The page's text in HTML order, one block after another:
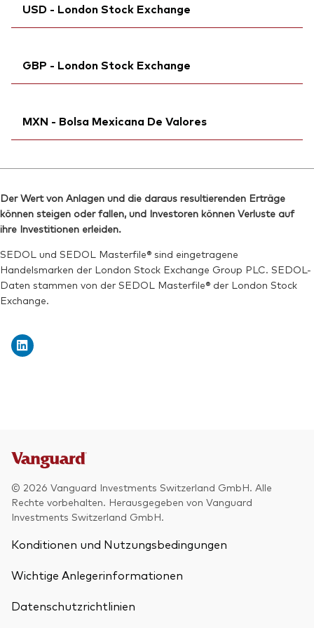
Reuters:V3AA.AS
Bloomberg:V3AA GY
ISIN:
IE00BNG8L278
Reuters:V3AA.DE
USD - London Stock Exchange
Bloomberg:V3AA LN
Reuters:
V3AA.L
SEDOL:BMV7ZK8
GBP - London Stock Exchange
Bloomberg:V3AB LN
Reuters:V3AB.L
SEDOL:BMV7ZL9
Börsenticker:V3AB
MXN - Bolsa Mexicana De Valores
Börsenticker:V3AA
ISIN:IE00BNG8L278
Reuters:V3AA.MX
SEDOL:BMB6903
Der Wert von Anlagen und die daraus resultierenden Erträge
können steigen oder fallen, und Investoren können Verluste auf
ihre Investitionen erleiden.
SEDOL und SEDOL Masterfile® sind eingetragene
Handelsmarken der London Stock Exchange Group PLC. SEDOL-
Daten stammen von der SEDOL Masterfile® der London Stock
Exchange.
© 2026 Vanguard Investments Switzerland GmbH. Alle
Rechte vorbehalten. Herausgegeben von Vanguard
Investments Switzerland GmbH.
Konditionen und Nutzungsbedingungen
Wichtige Anlegerinformationen
Datenschutzrichtlinien